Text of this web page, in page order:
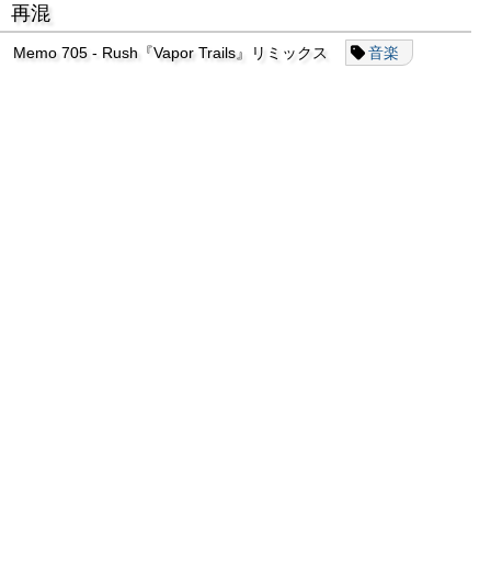
再混
Memo 705 - Rush『Vapor Trails』リミックス 音楽